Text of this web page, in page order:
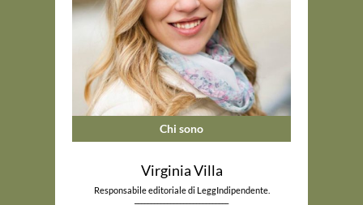
Chi sono
Virginia Villa
Responsabile editoriale di LeggIndipendente.
_____________________________